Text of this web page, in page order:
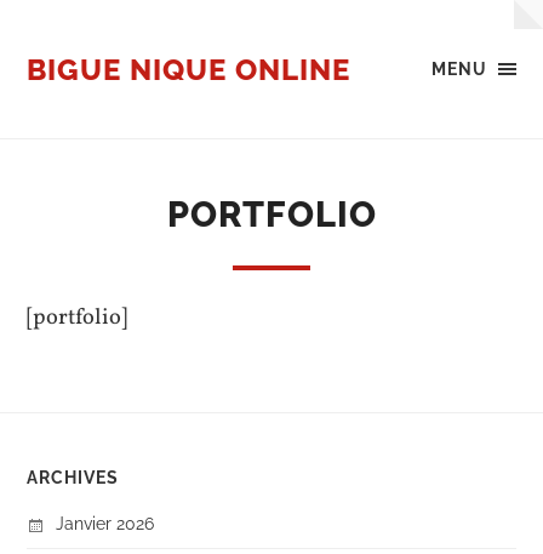
MENU
BIGUE NIQUE ONLINE
PORTFOLIO
[portfolio]
ARCHIVES
Janvier 2026